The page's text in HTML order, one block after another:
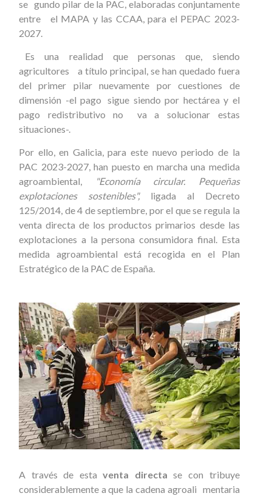
se gundo pilar de la PAC, elaboradas conjuntamente
entre el MAPA y las CCAA, para el PEPAC 2023-
2027.
Es una realidad que personas que, siendo
agricultores a título principal, se han quedado fuera
del primer pilar nuevamente por cuestiones de
dimensión -el pago sigue siendo por hectárea y el
pago redistributivo no va a solucionar estas
situaciones-.
Por ello, en Galicia, para este nuevo periodo de la
PAC 2023-2027, han puesto en marcha una medida
agroambiental,
"Economía circular. Pequeñas
explotaciones sostenibles",ligada al Decreto
125/2014, de 4 de septiembre, por el que se regula la
venta directa de los productos primarios desde las
explotaciones a la persona consumidora final. Esta
medida agroambiental está recogida en el Plan
Estratégico de la PAC de España.
A través de estaventa directa se con tribuye
considerablemente a que la cadena agroali mentaria